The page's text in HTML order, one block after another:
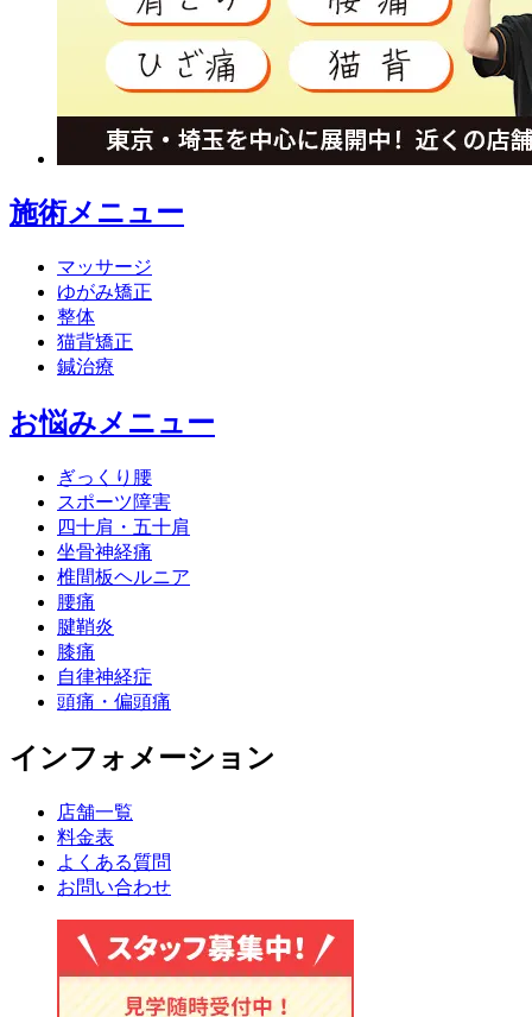
施術メニュー
マッサージ
ゆがみ矯正
整体
猫背矯正
鍼治療
お悩みメニュー
ぎっくり腰
スポーツ障害
四十肩・五十肩
坐骨神経痛
椎間板ヘルニア
腰痛
腱鞘炎
膝痛
自律神経症
頭痛・偏頭痛
インフォメーション
店舗一覧
料金表
よくある質問
お問い合わせ